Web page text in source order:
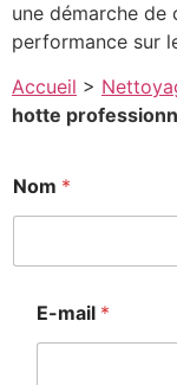
une démarche
performance sur
Accueil >
hotte
Nom *
E-mail *